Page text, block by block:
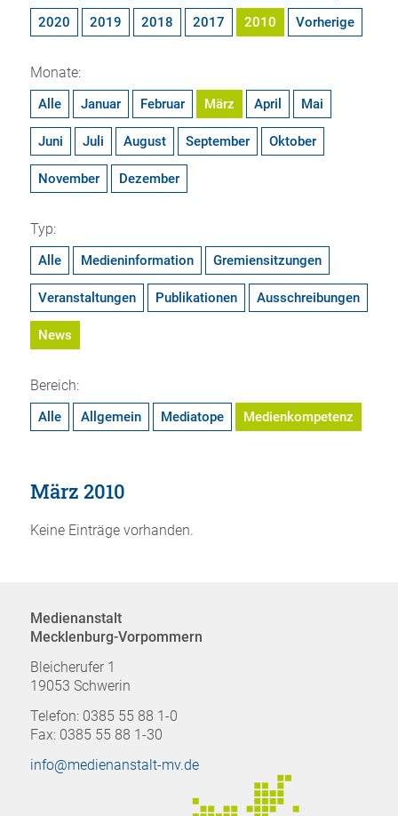
2020 2019 2018 2017 2010 Vorherige
Monate:
Alle Januar Februar März April Mai
Juni Juli August September Oktober
November Dezember
Typ:
Alle Medieninformation Gremiensitzungen
Veranstaltungen Publikationen Ausschreibungen
News
Bereich:
Alle Allgemein Mediatope Medienkompetenz
März 2010
Keine Einträge vorhanden.
Medienanstalt
Mecklenburg-Vorpommern
Bleicherufer 1
19053 Schwerin
Telefon: 0385 55 88 1-0
Fax: 0385 55 88 1-30
info@medienanstalt-mv.de